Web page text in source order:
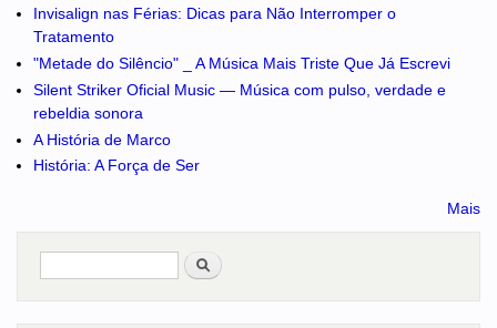
Invisalign nas Férias: Dicas para Não Interromper o
Tratamento
"Metade do Silêncio" _ A Música Mais Triste Que Já Escrevi
Silent Striker Oficial Music — Música com pulso, verdade e
rebeldia sonora
A História de Marco
História: A Força de Ser
Mais
Pesquisar